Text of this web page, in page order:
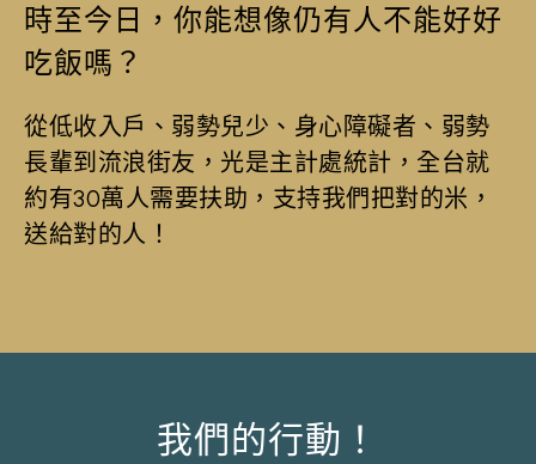
時至今日，你能想像仍有人不能好好
吃飯嗎？
從低收入戶、弱勢兒少、身心障礙者、弱勢
長輩到流浪街友，光是主計處統計，全台就
約有30萬人需要扶助，支持我們把對的米，
送給對的人！
我們的行動！